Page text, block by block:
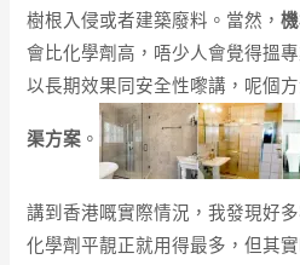
樹根入侵或者建築廢料。當然，
會比化學劑高，唔少人會覺得搵
以長期效果同安全性嚟講，呢個
渠方案 。
講到香港嘅實際情況，我發現好
化學劑平靚正就用得最多，但其